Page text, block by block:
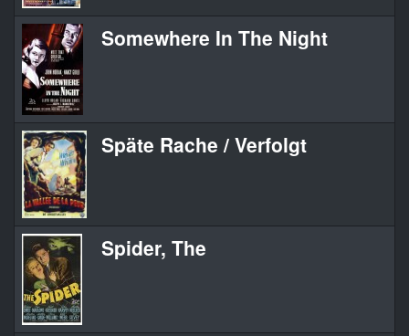
Somewhere In The Night
Späte Rache / Verfolgt
Spider, The